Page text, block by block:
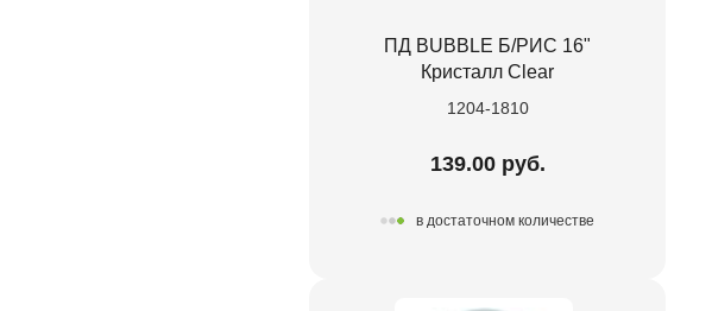
ПД BUBBLE Б/РИС 16"
Кристалл Clear
1204-1810
139.00 руб.
в достаточном количестве